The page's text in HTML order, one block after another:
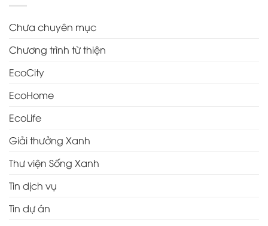
Chưa chuyên mục
Chương trình từ thiện
EcoCity
EcoHome
EcoLife
Giải thưởng Xanh
Thư viện Sống Xanh
Tin dịch vụ
Tin dự án